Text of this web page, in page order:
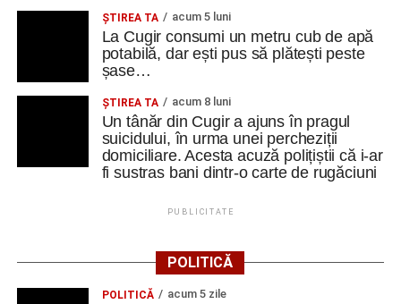
ȘTIREA TA acum 5 luni
La Cugir consumi un metru cub de apă
potabilă, dar ești pus să plătești peste
șase…
ȘTIREA TA acum 8 luni
Un tânăr din Cugir a ajuns în pragul
suicidului, în urma unei percheziții
domiciliare. Acesta acuză polițiștii că i-ar
fi sustras bani dintr-o carte de rugăciuni
PUBLICITATE
POLITICĂ
POLITICĂ acum 5 zile